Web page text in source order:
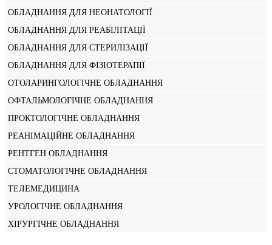
ОБЛАДНАННЯ ДЛЯ НЕОНАТОЛОГІЇ
ОБЛАДНАННЯ ДЛЯ РЕАБІЛІТАЦІЇ
ОБЛАДНАННЯ ДЛЯ СТЕРИЛІЗАЦІЇ
ОБЛАДНАННЯ ДЛЯ ФІЗІОТЕРАПІЇ
ОТОЛАРИНГОЛОГІЧНЕ ОБЛАДНАННЯ
ОФТАЛЬМОЛОГІЧНЕ ОБЛАДНАННЯ
ПРОКТОЛОГІЧНЕ ОБЛАДНАННЯ
РЕАНІМАЦІЙНЕ ОБЛАДНАННЯ
РЕНТГЕН ОБЛАДНАННЯ
СТОМАТОЛОГІЧНЕ ОБЛАДНАННЯ
ТЕЛЕМЕДИЦИНА
УРОЛОГІЧНЕ ОБЛАДНАННЯ
ХІРУРГІЧНЕ ОБЛАДНАННЯ